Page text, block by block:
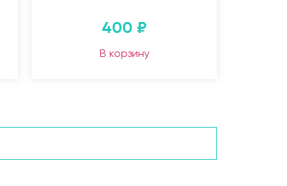
400 ₽
В корзину